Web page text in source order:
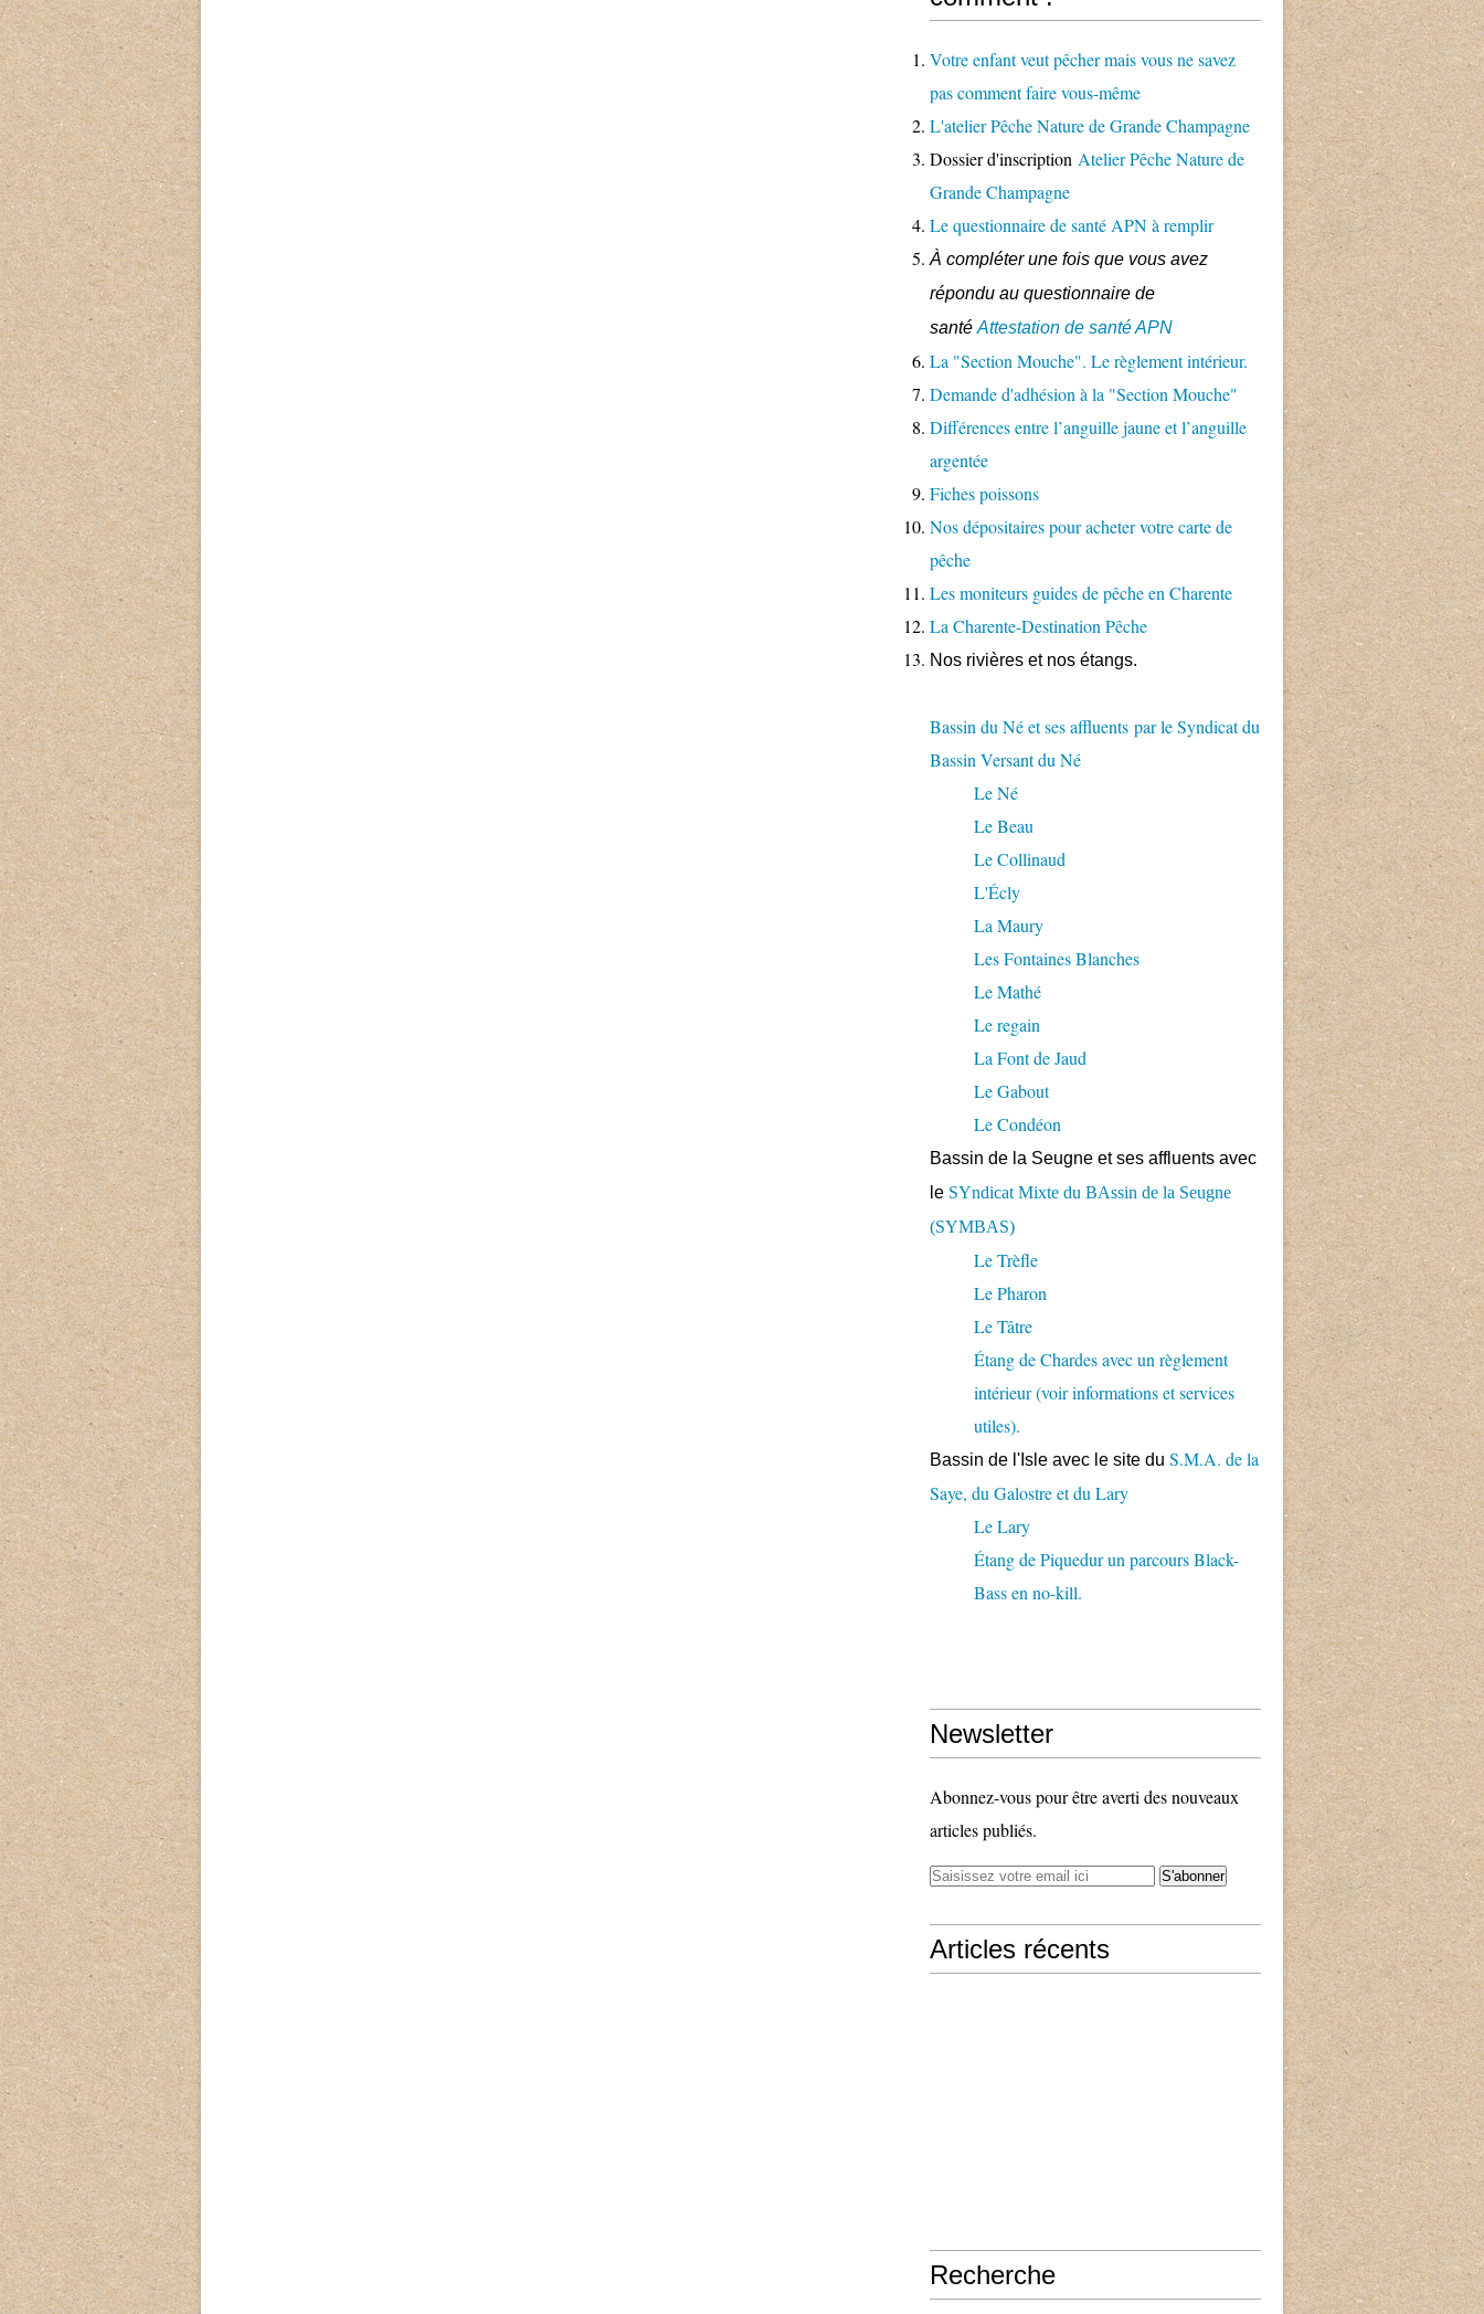
Votre enfant veut pêcher mais vous ne savez
pas comment faire vous-même
L'atelier Pêche Nature de Grande Champagne
Dossier d'inscription Atelier Pêche Nature de
Grande Champagne
Le questionnaire de santé APN à remplir
À compléter une fois que vous avez
répondu au questionnaire de
santé Attestation de santé APN
La "Section Mouche". Le règlement intérieur.
Demande d'adhésion à la "Section Mouche"
Différences entre l’anguille jaune et l’anguille
argentée
Fiches poissons
Nos dépositaires pour acheter votre carte de
pêche
Les moniteurs guides de pêche en Charente
La Charente-Destination Pêche
Nos rivières et nos étangs.
Bassin du Né et ses affluents par le Syndicat du
Bassin Versant du Né
Le Né
Le Beau
Le Collinaud
L'Écly
La Maury
Les Fontaines Blanches
Le Mathé
Le regain
La Font de Jaud
Le Gabout
Le Condéon
Bassin de la Seugne et ses affluents avec
le SYndicat Mixte du BAssin de la Seugne
(SYMBAS)
Le Trèfle
Le Pharon
Le Tâtre
Étang de Chardes avec un règlement
intérieur (voir informations et services
utiles).
Bassin de l'Isle avec le site du S.M.A. de la
Saye, du Galostre et du Lary
Le Lary
Étang de Piquedur un parcours Black-
Bass en no-kill.
Newsletter
Abonnez-vous pour être averti des nouveaux
articles publiés.
Articles récents
Recherche